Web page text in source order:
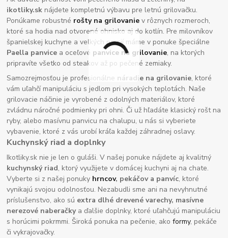
ikotliky.sk nájdete kompletnú výbavu pre letnú grilovačku.
Ponúkame robustné rošty na grilovanie v rôznych rozmeroch,
ktoré sa hodia nad otvorené ohnisko aj do kotlín. Pre milovníkov
španielskej kuchyne a veľkých porcií máme v ponuke špeciálne
Paella panvice a oceľové panvice na grilovanie, na ktorých
pripravíte všetko od steakov až po pečené zemiaky.
Samozrejmosťou je profesionálne náradie na grilovanie, ktoré
vám uľahčí manipuláciu s jedlom pri vysokých teplotách. Naše
grilovacie náčinie je vyrobené z odolných materiálov, ktoré
zvládnu náročné podmienky pri ohni. Či už hľadáte klasický rošt na
ryby, alebo masívnu panvicu na chalupu, u nás si vyberiete
vybavenie, ktoré z vás urobí kráľa každej záhradnej oslavy.
Kuchynský riad a doplnky
Ikotliky.sk nie je len o guláši. V našej ponuke nájdete aj kvalitný
kuchynský riad, ktorý využijete v domácej kuchyni aj na chate.
Vyberte si z našej ponuky hrncov, pekáčov a panvíc, ktoré
vynikajú svojou odolnosťou. Nezabudli sme ani na nevyhnutné
príslušenstvo, ako sú extra dlhé drevené varechy, masívne
nerezové naberačkya ďalšie doplnky, ktoré uľahčujú manipuláciu
s horúcimi pokrmmi. Široká ponuka na pečenie, akoformy, pekáče
či vykrajovačky.